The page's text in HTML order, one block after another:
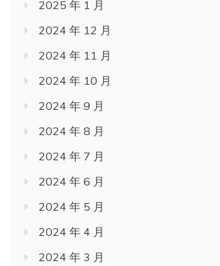
2025 年 1 月
2024 年 12 月
2024 年 11 月
2024 年 10 月
2024 年 9 月
2024 年 8 月
2024 年 7 月
2024 年 6 月
2024 年 5 月
2024 年 4 月
2024 年 3 月